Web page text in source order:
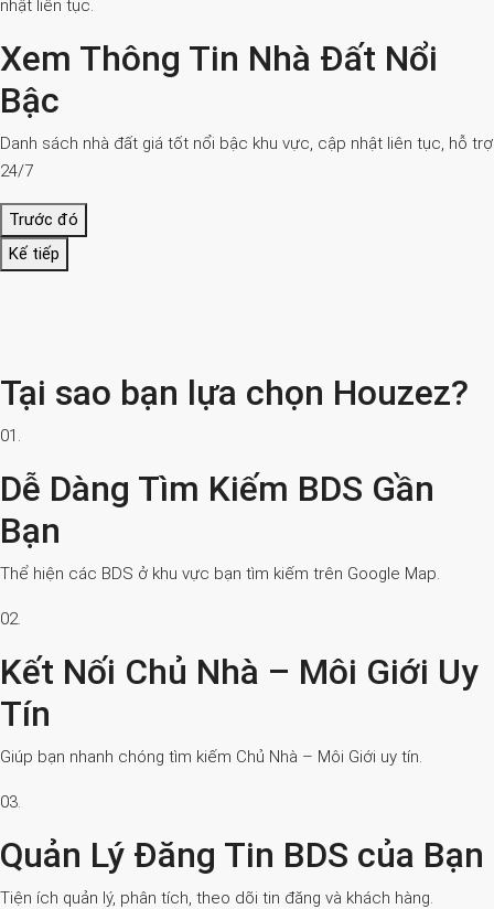
nhật liên tục.
Xem Thông Tin Nhà Đất Nổi
Bậc
Danh sách nhà đất giá tốt nổi bậc khu vực, cập nhật liên tục, hỗ trợ
24/7
Trước đó
Kế tiếp
Tại sao bạn lựa chọn Houzez?
01.
Dễ Dàng Tìm Kiếm BDS Gần
Bạn
Thể hiện các BDS ở khu vực bạn tìm kiếm trên Google Map.
02.
Kết Nối Chủ Nhà – Môi Giới Uy
Tín
Giúp bạn nhanh chóng tìm kiếm Chủ Nhà – Môi Giới uy tín.
03.
Quản Lý Đăng Tin BDS của Bạn
Tiện ích quản lý, phân tích, theo dõi tin đăng và khách hàng.